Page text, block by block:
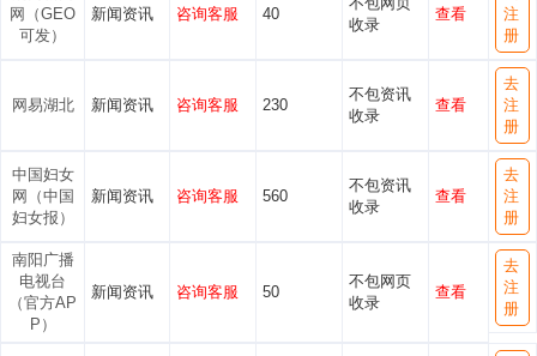
网（GEO
可发）
新闻资讯 咨询客服 40
收录
查看
注
册
网易湖北 新闻资讯 咨询客服 230
不包资讯
收录
查看
去
注
册
中国妇女
网（中国
妇女报）
新闻资讯 咨询客服 560
不包资讯
收录
查看
去
注
册
南阳广播
电视台
（官方AP
P）
新闻资讯 咨询客服 50
不包网页
收录
查看
去
注
册